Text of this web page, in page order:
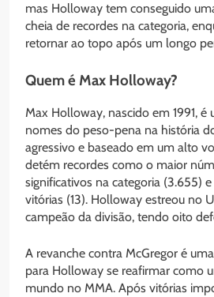
mas Holloway tem conseguido
cheia de recordes na categoria,
retornar ao topo após um longo
Quem é Max Holloway?
Max Holloway, nascido em 1991, é
nomes do peso-pena na história
agressivo e baseado em um alto
detém recordes como o maior
significativos na categoria (3.655)
vitórias (13). Holloway estreou no
campeão da divisão, tendo oito
A revanche contra McGregor é
para Holloway se reafirmar como
mundo no MMA. Após vitórias